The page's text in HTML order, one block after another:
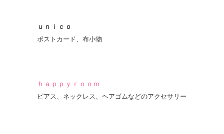
ｕｎｉｃｏ
ポストカード、布小物
ｈａｐｐｙｒｏｏｍ
ピアス、ネックレス、ヘアゴムなどのアクセサリー